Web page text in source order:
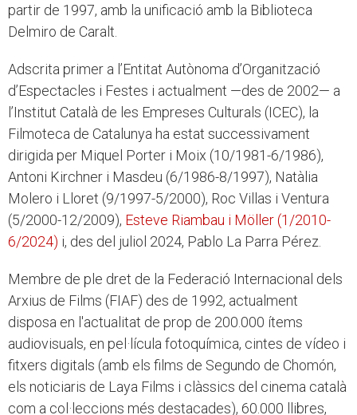
partir de 1997, amb la unificació amb la Biblioteca
Delmiro de Caralt.
Adscrita primer a l’Entitat Autònoma d’Organització
d’Espectacles i Festes i actualment —des de 2002— a
l’Institut Català de les Empreses Culturals (ICEC), la
Filmoteca de Catalunya ha estat successivament
dirigida per Miquel Porter i Moix (10/1981-6/1986),
Antoni Kirchner i Masdeu (6/1986-8/1997), Natàlia
Molero i Lloret (9/1997-5/2000), Roc Villas i Ventura
(5/2000-12/2009), Esteve Riambau i Möller (1/2010-
6/2024) i, des del juliol 2024, Pablo La Parra Pérez.
Membre de ple dret de la Federació Internacional dels
Arxius de Films (FIAF) des de 1992, actualment
disposa en l'actualitat de prop de 200.000 ítems
audiovisuals, en pel·lícula fotoquímica, cintes de vídeo i
fitxers digitals (amb els films de Segundo de Chomón,
els noticiaris de Laya Films i clàssics del cinema català
com a col·leccions més destacades), 60.000 llibres,